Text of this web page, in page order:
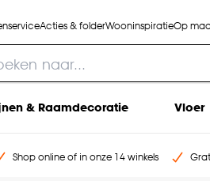
Acties & folderWooninspiratieOp
& Raamdecoratie Vloer
Shop online of in onze 14 winkels